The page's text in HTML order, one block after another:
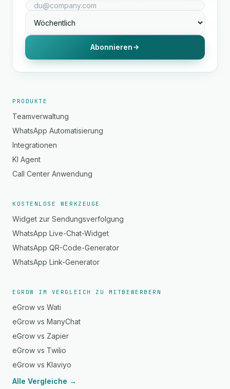
Abonnieren
PRODUKTE
Teamverwaltung
WhatsApp Automatisierung
Integrationen
KI Agent
Call Center Anwendung
KOSTENLOSE WERKZEUGE
Widget zur Sendungsverfolgung
WhatsApp Live-Chat-Widget
WhatsApp QR-Code-Generator
WhatsApp Link-Generator
EGROW IM VERGLEICH ZU MITBEWERBERN
eGrow vs Wati
eGrow vs ManyChat
eGrow vs Zapier
eGrow vs Twilio
eGrow vs Klaviyo
Alle Vergleiche →